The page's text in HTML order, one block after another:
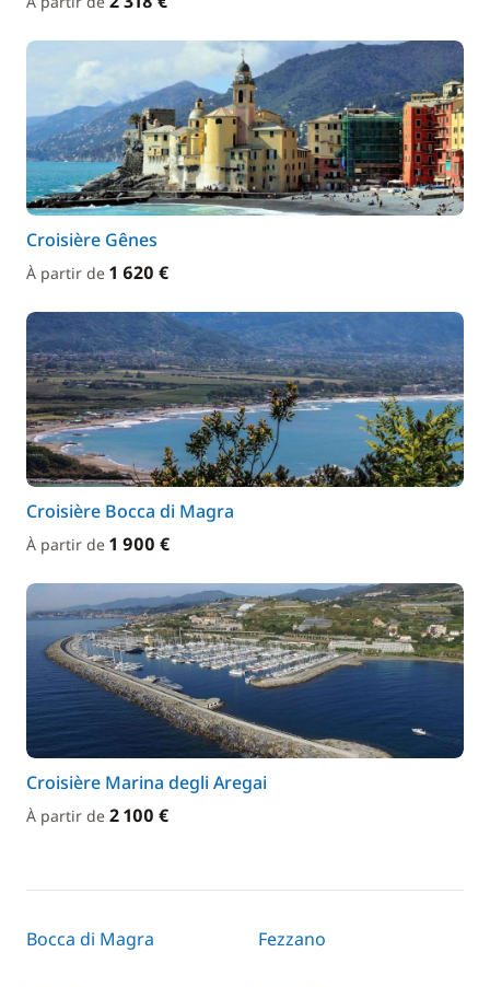
Croisière Gênes
À partir de 1 620 €
Croisière Bocca di Magra
À partir de 1 900 €
Croisière Marina degli Aregai
À partir de 2 100 €
Bocca di Magra Fezzano